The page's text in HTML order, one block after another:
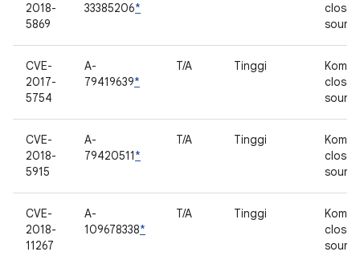
2018-
5869
33385206*
closed
source
CVE-
2017-
5754
A-
79419639*
T/A Tinggi
closed
source
CVE-
2018-
5915
A-
79420511*
T/A Tinggi
closed
source
CVE-
2018-
11267
A-
109678338*
T/A Tinggi
closed
source